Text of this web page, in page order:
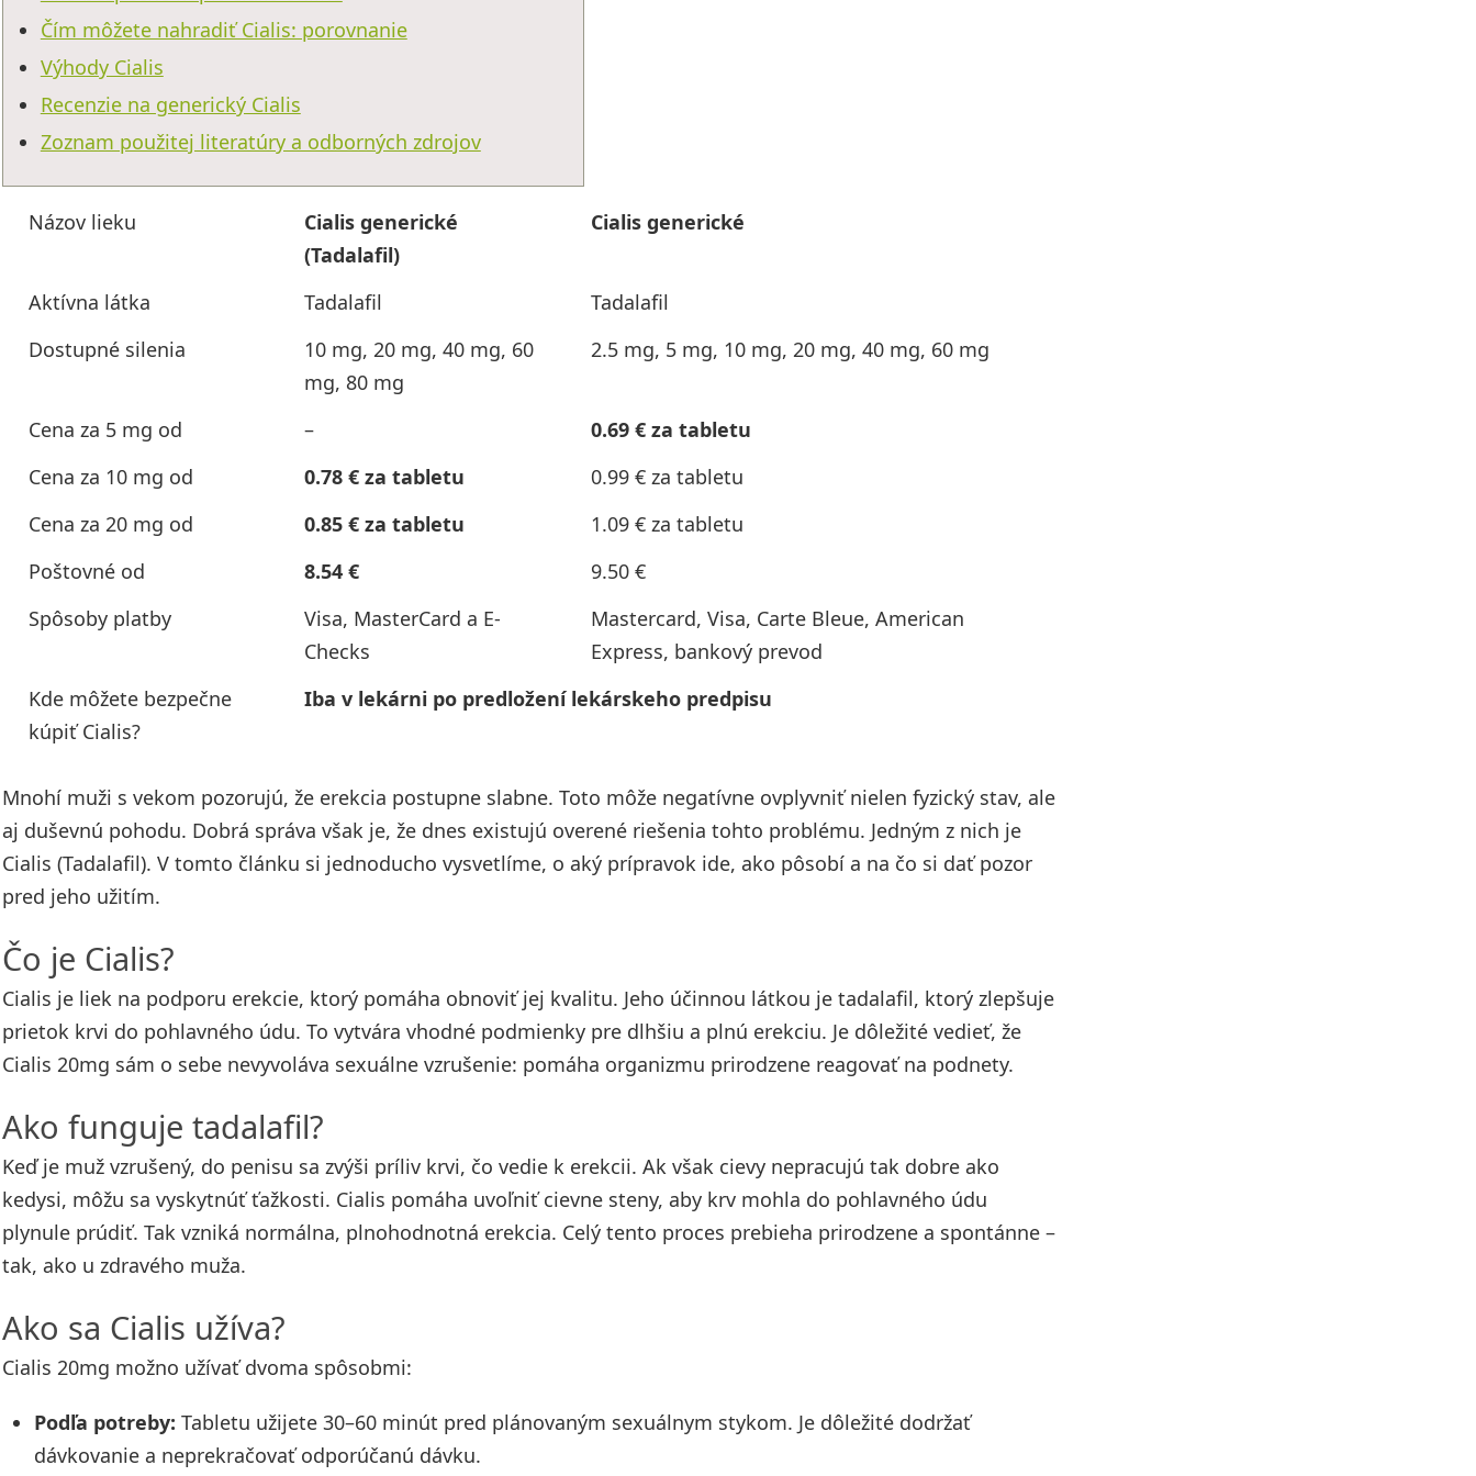
Čím môžete nahradiť Cialis: porovnanie
Výhody Cialis
Recenzie na generický Cialis
Zoznam použitej literatúry a odborných zdrojov
Názov lieku
Cialis generické
(Tadalafil)
Cialis generické
Aktívna látka Tadalafil
Tadalafil
Dostupné silenia
10 mg, 20 mg, 40 mg, 60
mg, 80 mg
2.5 mg, 5 mg, 10 mg, 20 mg, 40 mg, 60 mg
Cena za 5 mg od –
0.69 € za tabletu
Cena za 10 mg od
0.78 € za tabletu
0.99 € za tabletu
Cena za 20 mg od
0.85 € za tabletu
1.09 € za tabletu
Poštovné od
8.54 €
9.50 €
Spôsoby platby
Visa, MasterCard a E-
Checks
Mastercard, Visa, Carte Bleue, American
Express, bankový prevod
Kde môžete bezpečne
kúpiť Cialis?
Iba v lekárni po predložení lekárskeho predpisu
Mnohí muži s vekom pozorujú, že erekcia postupne slabne. Toto môže negatívne ovplyvniť nielen fyzický stav, ale
aj duševnú pohodu. Dobrá správa však je, že dnes existujú overené riešenia tohto problému. Jedným z nich je
Cialis (Tadalafil). V tomto článku si jednoducho vysvetlíme, o aký prípravok ide, ako pôsobí a na čo si dať pozor
pred jeho užitím.
Čo je Cialis?
Cialis je liek na podporu erekcie, ktorý pomáha obnoviť jej kvalitu. Jeho účinnou látkou je tadalafil, ktorý zlepšuje
prietok krvi do pohlavného údu. To vytvára vhodné podmienky pre dlhšiu a plnú erekciu. Je dôležité vedieť, že
Cialis 20mg sám o sebe nevyvoláva sexuálne vzrušenie: pomáha organizmu prirodzene reagovať na podnety.
Ako funguje tadalafil?
Keď je muž vzrušený, do penisu sa zvýši príliv krvi, čo vedie k erekcii. Ak však cievy nepracujú tak dobre ako
kedysi, môžu sa vyskytnúť ťažkosti. Cialis pomáha uvoľniť cievne steny, aby krv mohla do pohlavného údu
plynule prúdiť. Tak vzniká normálna, plnohodnotná erekcia. Celý tento proces prebieha prirodzene a spontánne –
tak, ako u zdravého muža.
Ako sa Cialis užíva?
Cialis 20mg možno užívať dvoma spôsobmi:
Podľa potreby: Tabletu užijete 30–60 minút pred plánovaným sexuálnym stykom. Je dôležité dodržať
dávkovanie a neprekračovať odporúčanú dávku.